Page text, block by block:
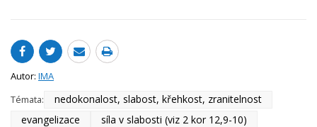
Autor: IMA
Témata:
nedokonalost, slabost, křehkost, zranitelnost
evangelizace
síla v slabosti (viz 2 kor 12,9-10)